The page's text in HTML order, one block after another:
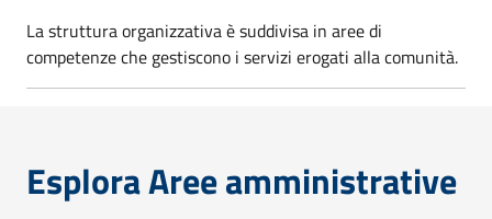
La struttura organizzativa è suddivisa in aree di
competenze che gestiscono i servizi erogati alla comunità.
Esplora Aree amministrative